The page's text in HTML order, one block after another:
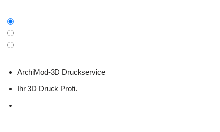
ArchiMod-3D Druckservice
Ihr 3D Druck Profi.